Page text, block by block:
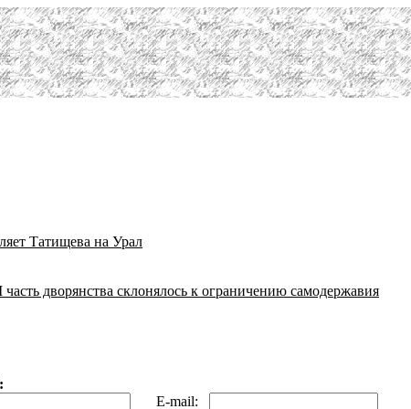
Татищева на Урал
дворянства склонялось к ограничению самодержавия
E-mail: